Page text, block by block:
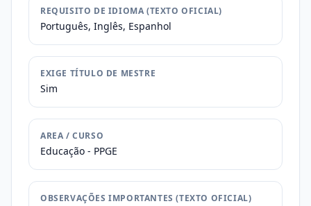
REQUISITO DE IDIOMA (TEXTO OFICIAL)
Português, Inglês, Espanhol
EXIGE TÍTULO DE MESTRE
Sim
AREA / CURSO
Educação - PPGE
OBSERVAÇÕES IMPORTANTES (TEXTO OFICIAL)